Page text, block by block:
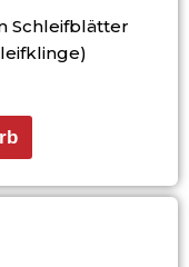
Schleifblätter